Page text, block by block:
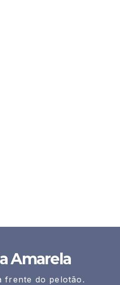
Amarela
frente do pelotão.